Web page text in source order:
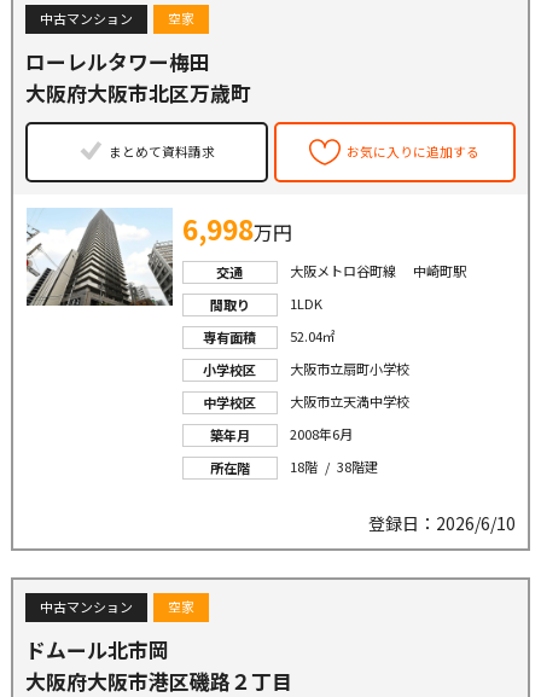
中古マンション 空家
ローレルタワー梅田
大阪府大阪市北区万歳町
まとめて資料請求 お気に入りに追加する
6,998万円
交通
大阪メトロ谷町線 中崎町駅
間取り
1LDK
専有面積
52.04㎡
小学校区
大阪市立扇町小学校
中学校区
大阪市立天満中学校
築年月
2008年6月
所在階
18階 / 38階建
登録日：2026/6/10
中古マンション 空家
ドムール北市岡
大阪府大阪市港区磯路２丁目